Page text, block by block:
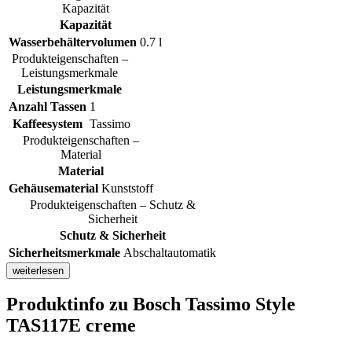
Kapazität
Kapazität
Wasserbehältervolumen 0.7 l
Produkteigenschaften –
Leistungsmerkmale
Leistungsmerkmale
Anzahl Tassen 1
Kaffeesystem Tassimo
Produkteigenschaften –
Material
Material
Gehäusematerial Kunststoff
Produkteigenschaften – Schutz &
Sicherheit
Schutz & Sicherheit
Sicherheitsmerkmale Abschaltautomatik
weiterlesen
Produktinfo zu Bosch Tassimo Style
TAS117E creme